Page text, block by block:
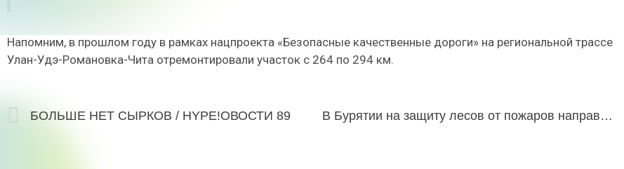
Напомним, в прошлом году в рамках нацпроекта «Безопасные качественные дороги» на региональной трассе
Улан-Удэ-Романовка-Чита отремонтировали участок с 264 по 294 км.
БОЛЬШЕ НЕТ СЫРКОВ / HYPE!ОВОСТИ 89 В Бурятии на защиту лесов от пожаров направят 10 млн рублей